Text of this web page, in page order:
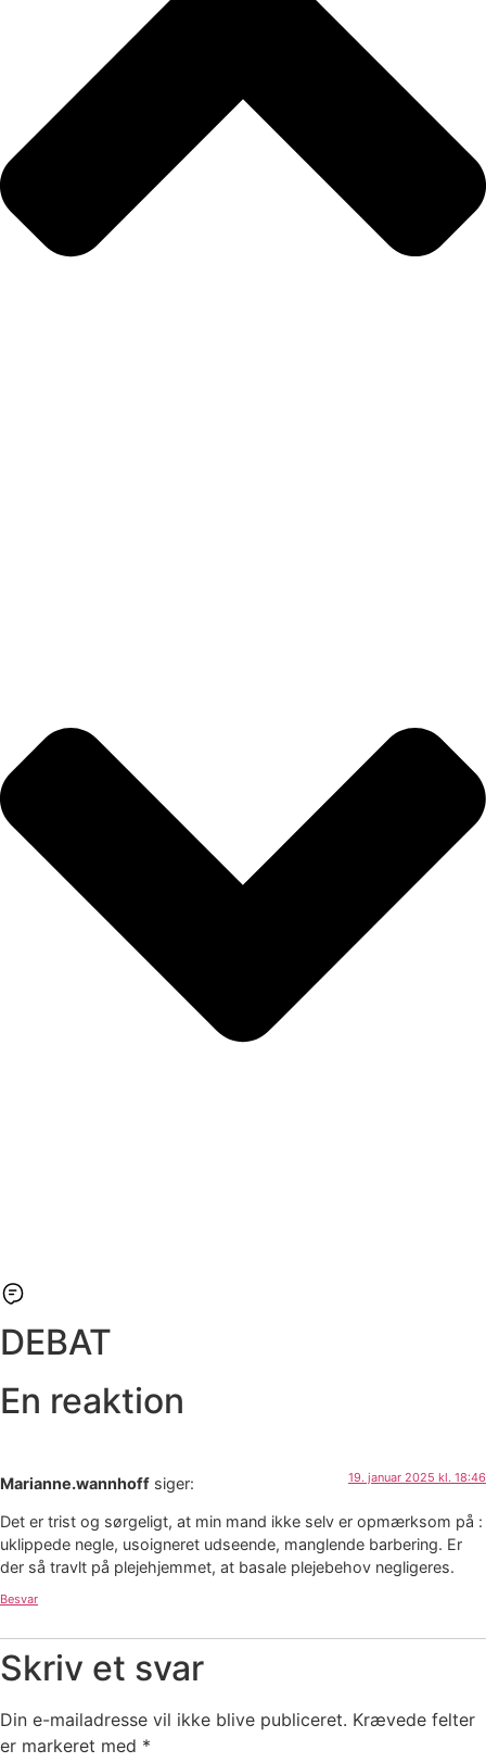
DEBAT
En reaktion
Marianne.wannhoff siger: 19. januar 2025 kl. 18:46
Det er trist og sørgeligt, at min mand ikke selv er opmærksom på :
uklippede negle, usoigneret udseende, manglende barbering. Er
der så travlt på plejehjemmet, at basale plejebehov negligeres.
Besvar
Skriv et svar
Din e-mailadresse vil ikke blive publiceret. Krævede felter
er markeret med *